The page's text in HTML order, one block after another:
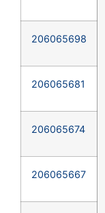
206065698
206065681
206065674
206065667